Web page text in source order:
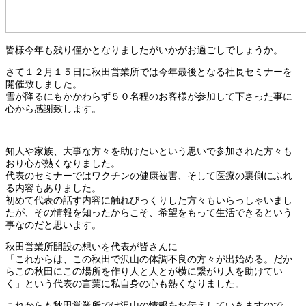
皆様今年も残り僅かとなりましたがいかがお過ごしでしょうか。
さて１２月１５日に秋田営業所では今年最後となる社長セミナーを
開催致しました。
雪が降るにもかかわらず５０名程のお客様が参加して下さった事に
心から感謝致します。
知人や家族、大事な方々を助けたいという思いで参加された方々も
おり心が熱くなりました。
代表のセミナーではワクチンの健康被害、そして医療の裏側にふれ
る内容もありました。
初めて代表の話す内容に触れびっくりした方々もいらっしゃいまし
たが、その情報を知ったからこそ、希望をもって生活できるという
事なのだと思います。
秋田営業所開設の想いを代表が皆さんに
「これからは、この秋田で沢山の体調不良の方々が出始める。だか
らこの秋田にこの場所を作り人と人とが横に繋がり人を助けてい
く」という代表の言葉に私自身の心も熱くなりました。